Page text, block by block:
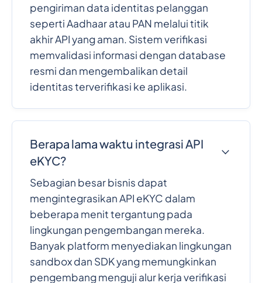
pengiriman data identitas pelanggan
seperti Aadhaar atau PAN melalui titik
akhir API yang aman. Sistem verifikasi
memvalidasi informasi dengan database
resmi dan mengembalikan detail
identitas terverifikasi ke aplikasi.
Berapa lama waktu integrasi API
eKYC?
Sebagian besar bisnis dapat
mengintegrasikan API eKYC dalam
beberapa menit tergantung pada
lingkungan pengembangan mereka.
Banyak platform menyediakan lingkungan
sandbox dan SDK yang memungkinkan
pengembang menguji alur kerja verifikasi